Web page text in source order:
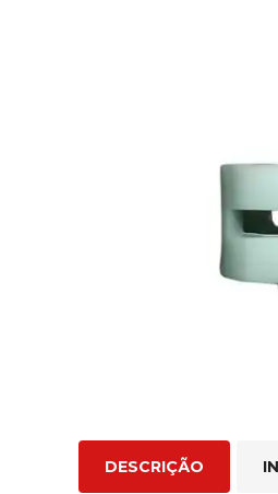
DESCRIÇÃO